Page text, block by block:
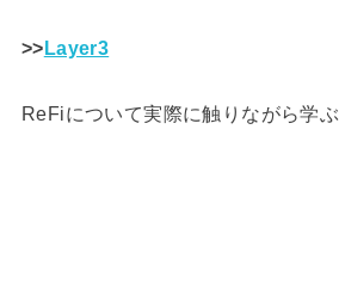
>>Layer3
ReFiについて実際に触りながら学ぶ